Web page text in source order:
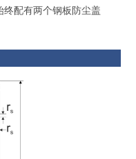
配有两个钢板防尘盖